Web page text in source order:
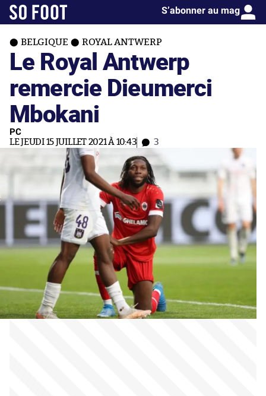
S’abonner au mag
BELGIQUE ROYAL ANTWERP
Le Royal Antwerp
remercie Dieumerci
Mbokani
PC
LE JEUDI 15 JUILLET 2021 À 10:43 3